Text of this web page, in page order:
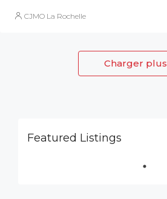
CJMO La Rochelle
Charger plus
Featured Listings